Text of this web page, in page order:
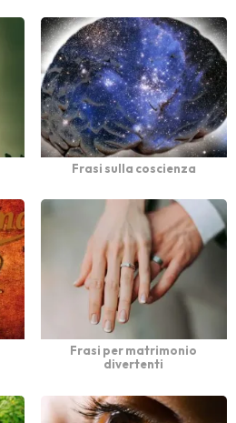
Frasi sulla coscienza
Frasi per matrimonio
divertenti